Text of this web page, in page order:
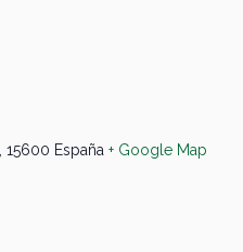
15600 España + Google Map